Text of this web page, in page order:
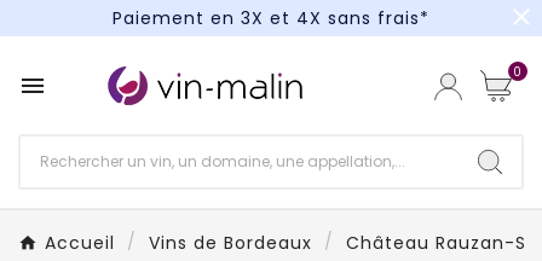
Paiement en 3X et 4X sans frais*
Paiement en 3X et 4X sans frais*
close
 0
Accueil Vins de Bordeaux Château Rauzan-